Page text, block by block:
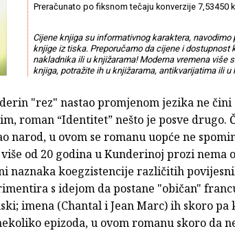
Preračunato po fiksnom tečaju konverzije 7,53450
Cijene knjiga su informativnog karaktera, navodimo
knjige iz tiska. Preporučamo da cijene i dostupnost
nakladnika ili u knjižarama! Moderna vremena više
knjiga, potražite ih u knjižarama, antikvarijatima ili u
"rez" nastao promjenom jezika ne čini
roman “Identitet” nešto je posve drugo.
narod, u ovom se romanu uopće ne
od 20 godina u Kunderinoj prozi nema
naznaka koegzistencije različitih
s idejom da postane "običan"
imena (Chantal i Jean Marc) ih skoro
epizoda, u ovom romanu skoro da